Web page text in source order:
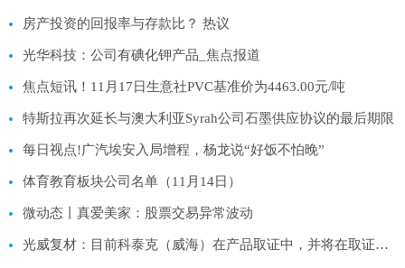
房产投资的回报率与存款比？ 热议
光华科技：公司有碘化钾产品_焦点报道
焦点短讯！11月17日生意社PVC基准价为4463.00元/吨
特斯拉再次延长与澳大利亚Syrah公司石墨供应协议的最后期限
每日视点!广汽埃安入局增程，杨龙说“好饭不怕晚”
体育教育板块公司名单（11月14日）
微动态丨真爱美家：股票交易异常波动
光威复材：目前科泰克（威海）在产品取证中，并将在取证后开始投产 每日快播